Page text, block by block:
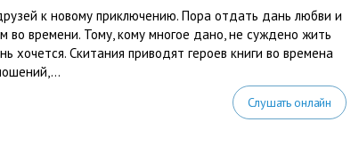
к новому приключению. Пора отдать дань любви и
во времени. Тому, кому многое дано, не суждено жить
хочется. Скитания приводят героев книги во времена
Слушать онлайн